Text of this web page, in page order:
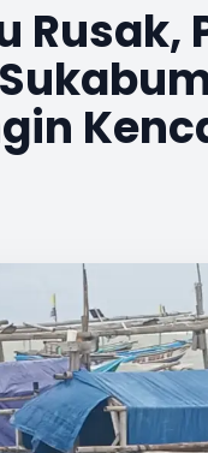
Rusak,